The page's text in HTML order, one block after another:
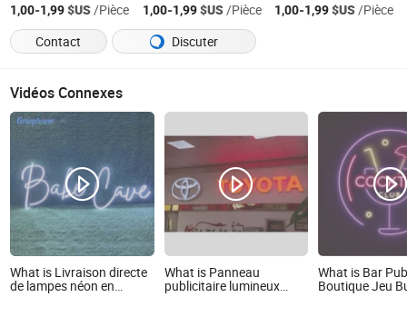
1,00-1,99$US/Pièce 1,00-1,99$US/Pièce 1,00-1,99$US/Pièce
Contact
Discuter
Vidéos Connexes
What is Livraison directe
de lampes néon en
What is Panneau
publicitaire lumineux
What is Bar
Boutique Jeu